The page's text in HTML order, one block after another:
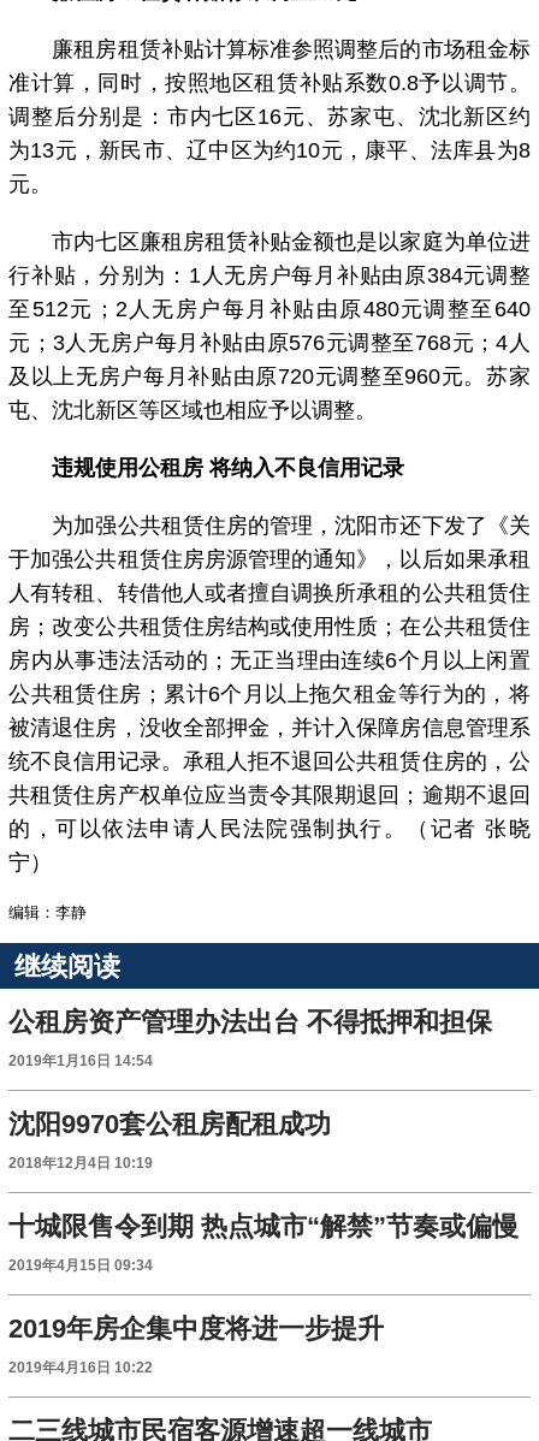
廉租房租赁补贴计算标准参照调整后的市场租金标
准计算，同时，按照地区租赁补贴系数0.8予以调节。
调整后分别是：市内七区16元、苏家屯、沈北新区约
为13元，新民市、辽中区为约10元，康平、法库县为8
元。
市内七区廉租房租赁补贴金额也是以家庭为单位进
行补贴，分别为：1人无房户每月补贴由原384元调整
至512元；2人无房户每月补贴由原480元调整至640
元；3人无房户每月补贴由原576元调整至768元；4人
及以上无房户每月补贴由原720元调整至960元。苏家
屯、沈北新区等区域也相应予以调整。
违规使用公租房 将纳入不良信用记录
为加强公共租赁住房的管理，沈阳市还下发了《关
于加强公共租赁住房房源管理的通知》，以后如果承租
人有转租、转借他人或者擅自调换所承租的公共租赁住
房；改变公共租赁住房结构或使用性质；在公共租赁住
房内从事违法活动的；无正当理由连续6个月以上闲置
公共租赁住房；累计6个月以上拖欠租金等行为的，将
被清退住房，没收全部押金，并计入保障房信息管理系
统不良信用记录。承租人拒不退回公共租赁住房的，公
共租赁住房产权单位应当责令其限期退回；逾期不退回
的，可以依法申请人民法院强制执行。（记者 张晓
宁）
编辑：李静
继续阅读
公租房资产管理办法出台 不得抵押和担保
2019年1月16日 14:54
沈阳9970套公租房配租成功
2018年12月4日 10:19
十城限售令到期 热点城市“解禁”节奏或偏慢
2019年4月15日 09:34
2019年房企集中度将进一步提升
2019年4月16日 10:22
二三线城市民宿客源增速超一线城市